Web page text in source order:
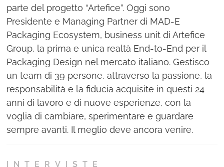
parte del progetto “Artefice”. Oggi sono
Presidente e Managing Partner di MAD-E
Packaging Ecosystem, business unit di Artefice
Group, la prima e unica realtà End-to-End per il
Packaging Design nel mercato italiano. Gestisco
un team di 39 persone, attraverso la passione, la
responsabilità e la fiducia acquisite in questi 24
anni di lavoro e di nuove esperienze, con la
voglia di cambiare, sperimentare e guardare
sempre avanti. Il meglio deve ancora venire.
INTERVISTE